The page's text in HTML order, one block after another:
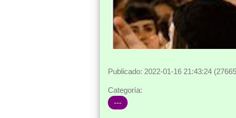
Publicado: 2022-01-16 21:43:24
Categoría:
---